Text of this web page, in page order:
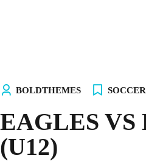
BOLDTHEMES SOCCER
EAGLES
(U12)